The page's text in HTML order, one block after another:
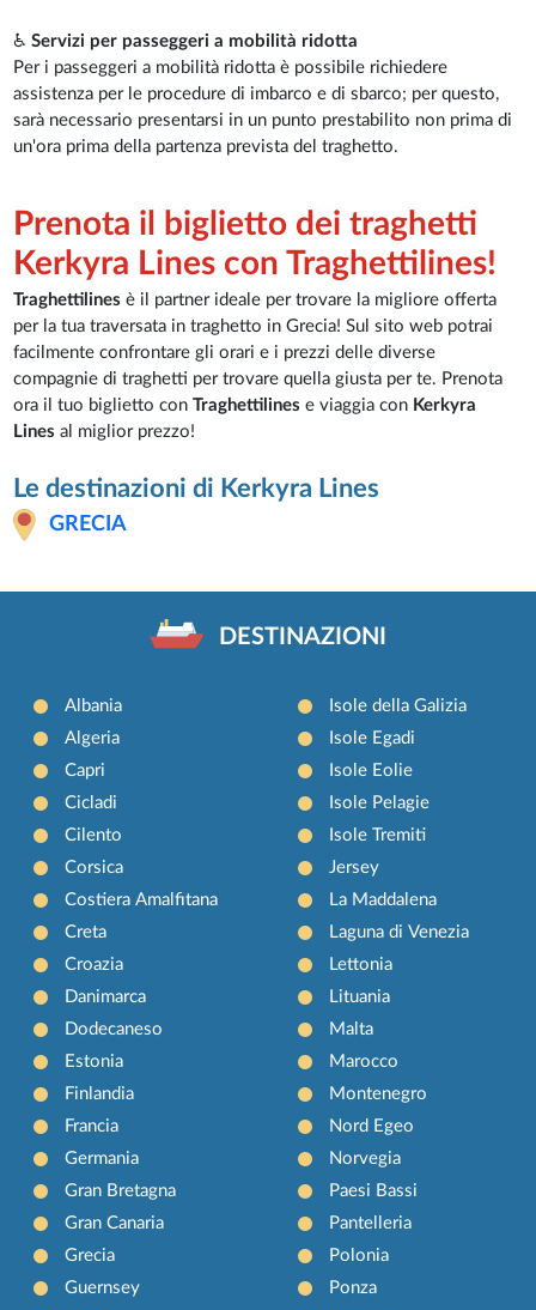
♿Servizi per passeggeri a mobilità ridotta
Per i passeggeri a mobilità ridotta è possibile richiedere
assistenza per le procedure di imbarco e di sbarco; per questo,
sarà necessario presentarsi in un punto prestabilito non prima di
un'ora prima della partenza prevista del traghetto.
Prenota il biglietto dei traghetti
Kerkyra Lines con Traghettilines!
Traghettilinesè il partner ideale per trovare la migliore offerta
per la tua traversata in traghetto in Grecia! Sul sito web potrai
facilmente confrontare gli orari e i prezzi delle diverse
compagnie di traghetti per trovare quella giusta per te. Prenota
ora il tuo biglietto conTraghettilinese viaggia con Kerkyra
Linesal miglior prezzo!
Le destinazioni di Kerkyra Lines
GRECIA
DESTINAZIONI
Albania
Algeria
Capri
Cicladi
Cilento
Corsica
Costiera Amalfitana
Creta
Croazia
Danimarca
Dodecaneso
Estonia
Finlandia
Francia
Germania
Gran Bretagna
Gran Canaria
Grecia
Guernsey
Isole della Galizia
Isole Egadi
Isole Eolie
Isole Pelagie
Isole Tremiti
Jersey
La Maddalena
Laguna di Venezia
Lettonia
Lituania
Malta
Marocco
Montenegro
Nord Egeo
Norvegia
Paesi Bassi
Pantelleria
Polonia
Ponza